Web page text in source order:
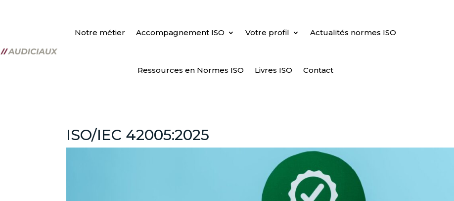
Notre métier Accompagnement ISO Votre profil Actualités normes ISO
Ressources en Normes ISO Livres ISO Contact
ISO/IEC 42005:2025